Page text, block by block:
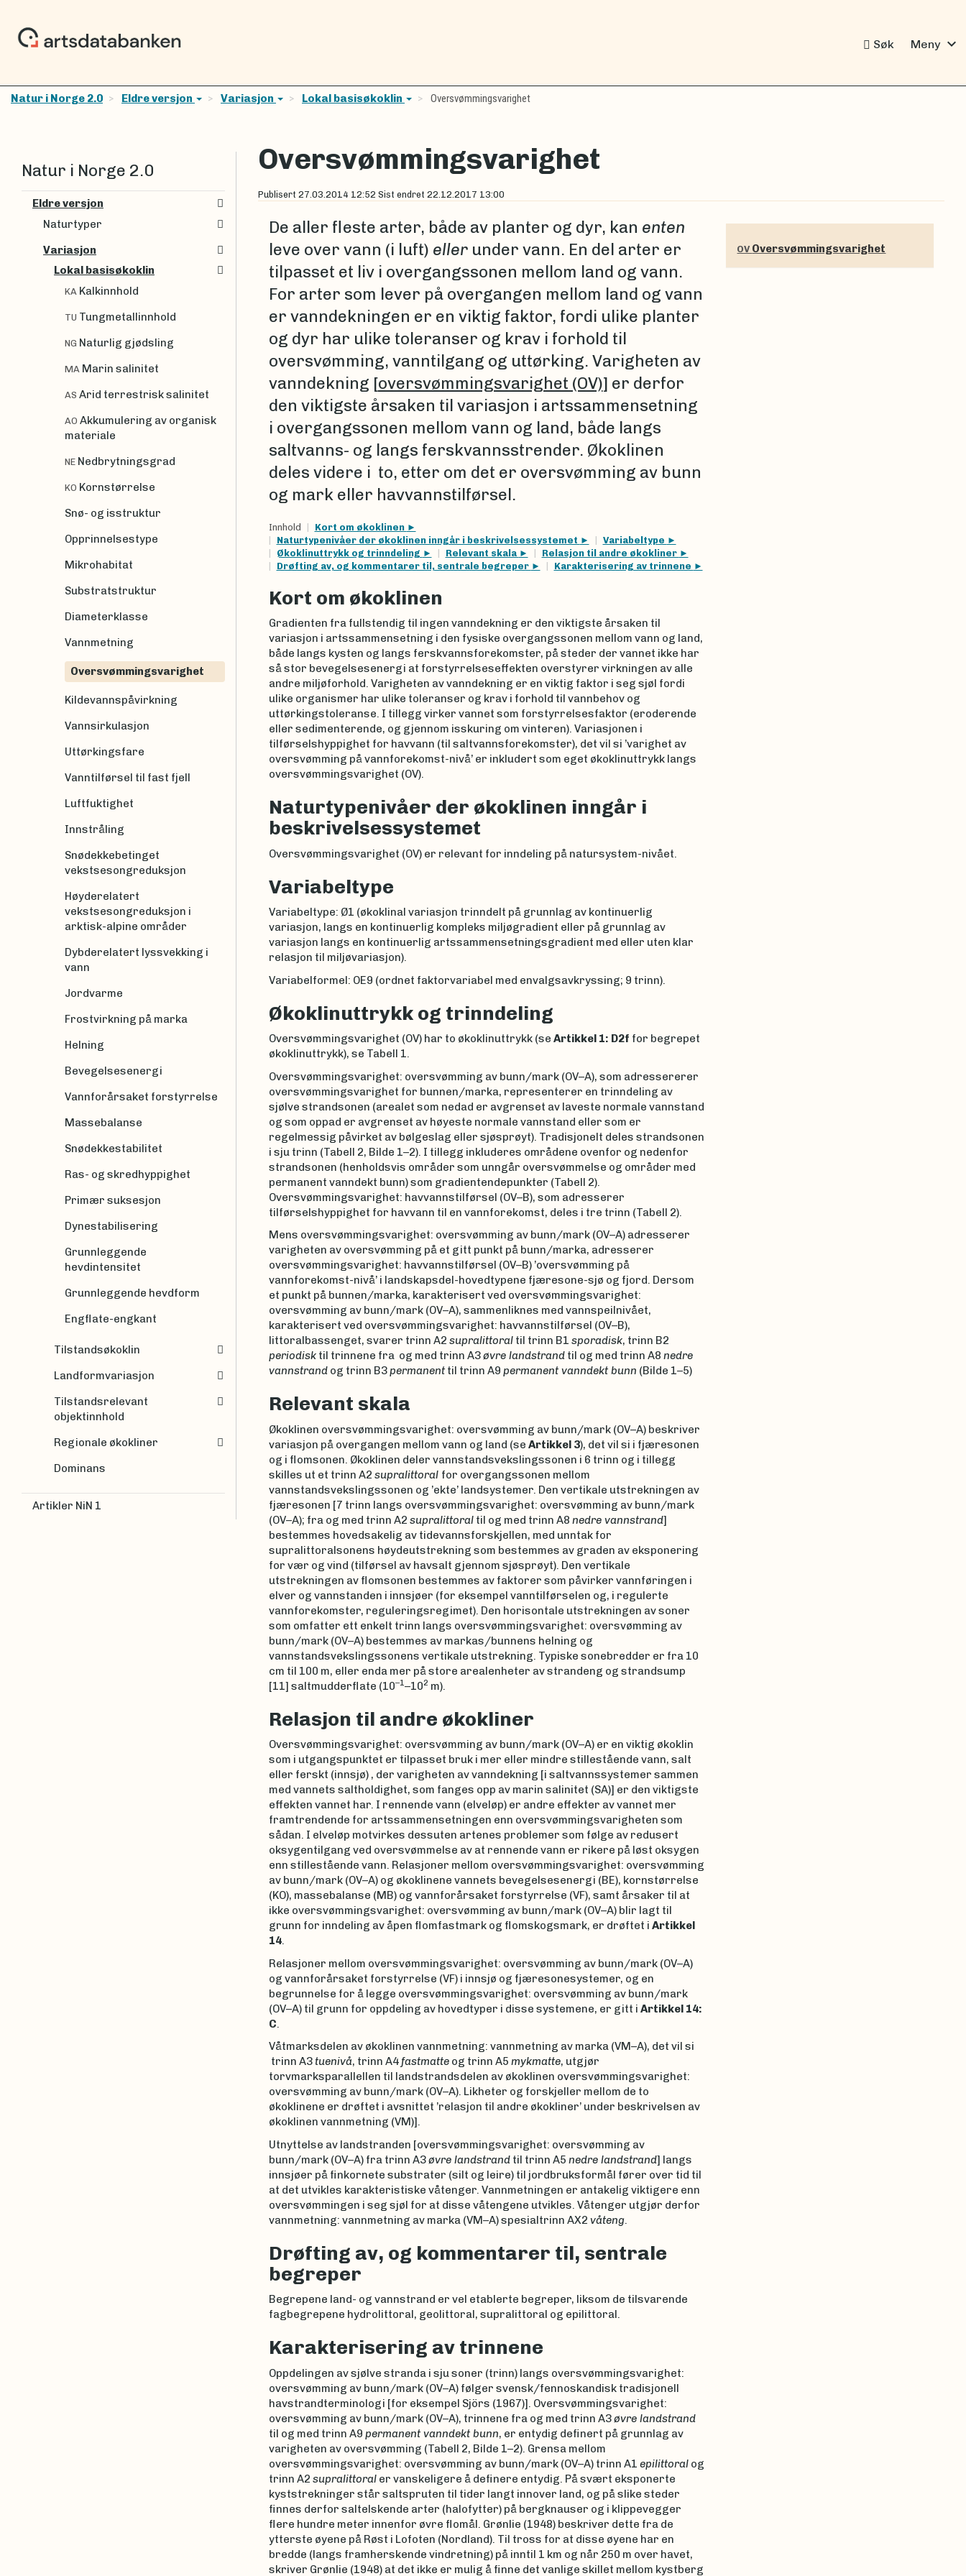
Søk Meny expand_more
Natur i Norge 2.0 Eldre versjon Variasjon Lokal basisøkoklin Oversvømmingsvarighet
Oversvømmingsvarighet
Publisert 27.03.2014 12:52 Sist endret 22.12.2017 13:00
De aller fleste arter, både av planter og dyr, kan enten
leve over vann (i luft) ellerunder vann. En del arter er
tilpasset et liv i overgangssonen mellom land og vann.
For arter som lever på overgangen mellom land og vann
er vanndekningen er en viktig faktor, fordi ulike planter
og dyr har ulike toleranser og krav i forhold til
oversvømming, vanntilgang og uttørking. Varigheten av
vanndekning [oversvømmingsvarighet (OV)] er derfor
den viktigste årsaken til variasjon i artssammensetning
i overgangssonen mellom vann og land, både langs
saltvanns- og langs ferskvannsstrender. Økoklinen
deles videre i to, etter om det er oversvømming av bunn
og mark eller havvannstilførsel.
Innhold
Kort om økoklinen
Naturtypenivåer der økoklinen inngår i beskrivelsessystemet
Variabeltype
Økoklinuttrykk og trinndeling
Relevant skala
Relasjon til andre økokliner
Drøfting av, og kommentarer til, sentrale begreper
Karakterisering av trinnene
Kort om økoklinen
Gradienten fra fullstendig til ingen vanndekning er den viktigste årsaken til
variasjon i artssammensetning i den fysiske overgangssonen mellom vann og land,
både langs kysten og langs ferskvannsforekomster, på steder der vannet ikke har
så stor bevegelsesenergi at forstyrrelseseffekten overstyrer virkningen av alle
andre miljøforhold. Varigheten av vanndekning er en viktig faktor i seg sjøl fordi
ulike organismer har ulike toleranser og krav i forhold til vannbehov og
uttørkingstoleranse. I tillegg virker vannet som forstyrrelsesfaktor (eroderende
eller sedimenterende, og gjennom isskuring om vinteren). Variasjonen i
tilførselshyppighet for havvann (til saltvannsforekomster), det vil si ’varighet av
oversvømming på vannforekomst-nivå’ er inkludert som eget økoklinuttrykk langs
oversvømmingsvarighet (OV).
Naturtypenivåer der økoklinen inngår i
beskrivelsessystemet
Oversvømmingsvarighet (OV) er relevant for inndeling på natursystem-nivået.
Variabeltype
Variabeltype: Ø1 (økoklinal variasjon trinndelt på grunnlag av kontinuerlig
variasjon, langs en kontinuerlig kompleks miljøgradient eller på grunnlag av
variasjon langs en kontinuerlig artssammensetningsgradient med eller uten klar
relasjon til miljøvariasjon).
Variabelformel: OE9 (ordnet faktorvariabel med envalgsavkryssing; 9 trinn).
Økoklinuttrykk og trinndeling
Oversvømmingsvarighet (OV) har to økoklinuttrykk (se Artikkel 1: D2f for begrepet
økoklinuttrykk), se Tabell 1.
Oversvømmingsvarighet: oversvømming av bunn/mark (OV–A), som adressererer
oversvømmingsvarighet for bunnen/marka, representerer en trinndeling av
sjølve strandsonen (arealet som nedad er avgrenset av laveste normale vannstand
og som oppad er avgrenset av høyeste normale vannstand eller som er
regelmessig påvirket av bølgeslag eller sjøsprøyt). Tradisjonelt deles strandsonen
i sju trinn (Tabell 2, Bilde 1–2). I tillegg inkluderes områdene ovenfor og nedenfor
strandsonen (henholdsvis områder som unngår oversvømmelse og områder med
permanent vanndekt bunn) som gradientendepunkter (Tabell 2).
Oversvømmingsvarighet: havvannstilførsel (OV–B), som adresserer
tilførselshyppighet for havvann til en vannforekomst, deles i tre trinn (Tabell 2).
Mens oversvømmingsvarighet: oversvømming av bunn/mark (OV–A) adresserer
varigheten av oversvømming på et gitt punkt på bunn/marka, adresserer
oversvømmingsvarighet: havvannstilførsel (OV–B) ’oversvømming på
vannforekomst-nivå’ i landskapsdel-hovedtypene fjæresone-sjø og fjord. Dersom
et punkt på bunnen/marka, karakterisert ved oversvømmingsvarighet:
oversvømming av bunn/mark (OV–A), sammenliknes med vannspeilnivået,
karakterisert ved oversvømmingsvarighet: havvannstilførsel (OV–B),
littoralbassenget, svarer trinn A2 supralittoraltil trinn B1 sporadisk, trinn B2
periodisktil trinnene fra og med trinn A3øvre landstrandtil og med trinn A8 nedre
vannstrandog trinn B3permanenttil trinn A9 permanent vanndekt bunn (Bilde 1–5)
Relevant skala
Økoklinen oversvømmingsvarighet: oversvømming av bunn/mark (OV–A) beskriver
variasjon på overgangen mellom vann og land (se Artikkel 3), det vil si i fjæresonen
og i flomsonen. Økoklinen deler vannstandsvekslingssonen i 6 trinn og i tillegg
skilles ut et trinn A2 supralittoral for overgangssonen mellom
vannstandsvekslingssonen og ’ekte’ landsystemer. Den vertikale utstrekningen av
fjæresonen [7 trinn langs oversvømmingsvarighet: oversvømming av bunn/mark
(OV–A); fra og med trinn A2 supralittoraltil og med trinn A8 nedre vannstrand]
bestemmes hovedsakelig av tidevannsforskjellen, med unntak for
supralittoralsonens høydeutstrekning som bestemmes av graden av eksponering
for vær og vind (tilførsel av havsalt gjennom sjøsprøyt). Den vertikale
utstrekningen av flomsonen bestemmes av faktorer som påvirker vannføringen i
elver og vannstanden i innsjøer (for eksempel vanntilførselen og, i regulerte
vannforekomster, reguleringsregimet). Den horisontale utstrekningen av soner
som omfatter ett enkelt trinn langs oversvømmingsvarighet: oversvømming av
bunn/mark (OV–A) bestemmes av markas/bunnens helning og
vannstandsvekslingssonens vertikale utstrekning. Typiske sonebredder er fra 10
cm til 100 m, eller enda mer på store arealenheter av strandeng og strandsump
[11] saltmudderflate (10–1–102 m).
Relasjon til andre økokliner
Oversvømmingsvarighet: oversvømming av bunn/mark (OV–A) er en viktig økoklin
som i utgangspunktet er tilpasset bruk i mer eller mindre stillestående vann, salt
eller ferskt (innsjø) , der varigheten av vanndekning [i saltvannssystemer sammen
med vannets saltholdighet, som fanges opp av marin salinitet (SA)] er den viktigste
effekten vannet har. I rennende vann (elveløp) er andre effekter av vannet mer
framtrendende for artssammensetningen enn oversvømmingsvarigheten som
sådan. I elveløp motvirkes dessuten artenes problemer som følge av redusert
oksygentilgang ved oversvømmelse av at rennende vann er rikere på løst oksygen
enn stillestående vann. Relasjoner mellom oversvømmingsvarighet: oversvømming
av bunn/mark (OV–A) og økoklinene vannets bevegelsesenergi (BE), kornstørrelse
(KO), massebalanse (MB) og vannforårsaket forstyrrelse (VF), samt årsaker til at
ikke oversvømmingsvarighet: oversvømming av bunn/mark (OV–A) blir lagt til
grunn for inndeling av åpen flomfastmark og flomskogsmark, er drøftet i Artikkel
14.
Relasjoner mellom oversvømmingsvarighet: oversvømming av bunn/mark (OV–A)
og vannforårsaket forstyrrelse (VF) i innsjø og fjæresonesystemer, og en
begrunnelse for å legge oversvømmingsvarighet: oversvømming av bunn/mark
(OV–A) til grunn for oppdeling av hovedtyper i disse systemene, er gitt i Artikkel 14:
C
Våtmarksdelen av økoklinen vannmetning: vannmetning av marka (VM–A), det vil si
trinn A3 tuenivå, trinn A4 fastmatteog trinn A5 mykmatte, utgjør
torvmarksparallellen til landstrandsdelen av økoklinen oversvømmingsvarighet:
oversvømming av bunn/mark (OV–A). Likheter og forskjeller mellom de to
økoklinene er drøftet i avsnittet ’relasjon til andre økokliner’ under beskrivelsen av
økoklinen vannmetning (VM)].
Utnyttelse av landstranden [oversvømmingsvarighet: oversvømming av
bunn/mark (OV–A) fra trinn A3øvre landstrandtil trinn A5 nedre landstrand] langs
innsjøer på finkornete substrater (silt og leire) til jordbruksformål fører over tid til
at det utvikles karakteristiske våtenger. Vannmetningen er antakelig viktigere enn
oversvømmingen i seg sjøl for at disse våtengene utvikles. Våtenger utgjør derfor
vannmetning: vannmetning av marka (VM–A) spesialtrinn AX2 våteng.
Drøfting av, og kommentarer til, sentrale
begreper
Begrepene land- og vannstrand er vel etablerte begreper, liksom de tilsvarende
fagbegrepene hydrolittoral, geolittoral, supralittoral og epilittoral.
Karakterisering av trinnene
Oppdelingen av sjølve stranda i sju soner (trinn) langs oversvømmingsvarighet:
oversvømming av bunn/mark (OV–A) følger svensk/fennoskandisk tradisjonell
havstrandterminologi [for eksempel Sjörs (1967)]. Oversvømmingsvarighet:
oversvømming av bunn/mark (OV–A), trinnene fra og med trinn A3øvre landstrand
til og med trinn A9 permanent vanndekt bunn, er entydig definert på grunnlag av
varigheten av oversvømming (Tabell 2, Bilde 1–2). Grensa mellom
oversvømmingsvarighet: oversvømming av bunn/mark (OV–A) trinn A1 epilittoralog
trinn A2 supralittoraler vanskeligere å definere entydig. På svært eksponerte
kyststrekninger står saltspruten til tider langt innover land, og på slike steder
finnes derfor saltelskende arter (halofytter) på bergknauser og i klippevegger
flere hundre meter innenfor øvre flomål. Grønlie (1948) beskriver dette fra de
ytterste øyene på Røst i Lofoten (Nordland). Til tross for at disse øyene har en
bredde (langs framherskende vindretning) på inntil 1 km og når 250 m over havet,
skriver Grønlie (1948) at det ikke er mulig å finne det vanlige skillet mellom kystberg
OV Oversvømmingsvarighet
Natur i Norge 2.0
Eldre versjon
Naturtyper
Variasjon
Lokal basisøkoklin
KA Kalkinnhold
TU Tungmetallinnhold
NG Naturlig gjødsling
MA Marin salinitet
AS Arid terrestrisk salinitet
AO Akkumulering av organisk
materiale
NE Nedbrytningsgrad
KO Kornstørrelse
Snø- og isstruktur
Opprinnelsestype
Mikrohabitat
Substratstruktur
Diameterklasse
Vannmetning
Oversvømmingsvarighet
Kildevannspåvirkning
Vannsirkulasjon
Uttørkingsfare
Vanntilførsel til fast fjell
Luftfuktighet
Innstråling
Snødekkebetinget
vekstsesongreduksjon
Høyderelatert
vekstsesongreduksjon i
arktisk-alpine områder
Dybderelatert lyssvekking i
vann
Jordvarme
Frostvirkning på marka
Helning
Bevegelsesenergi
Vannforårsaket forstyrrelse
Massebalanse
Snødekkestabilitet
Ras- og skredhyppighet
Primær suksesjon
Dynestabilisering
Grunnleggende
hevdintensitet
Grunnleggende hevdform
Engflate-engkant
Tilstandsøkoklin
Landformvariasjon
Tilstandsrelevant
objektinnhold
Regionale økokliner
Dominans
Artikler NiN 1